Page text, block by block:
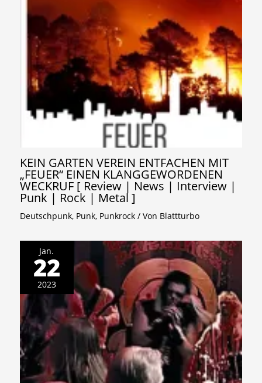
KEIN GARTEN VEREIN ENTFACHEN MIT
„FEUER“ EINEN KLANGGEWORDENEN
WECKRUF [ Review | News | Interview |
Punk | Rock | Metal ]
Deutschpunk, Punk, Punkrock / Von Blattturbo
Jan.
22
2023